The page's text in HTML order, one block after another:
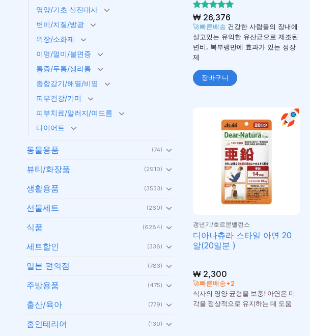
영양/기초 신진대사
변비/치질/방광
위장/소화제
이명/멀미/불면증
통증/두통/생리통
종합감기/해열/비염
피부건강/기미
피부치료/알러지/여드름
다이어트
동물용품 (74)
뷰티/화장품 (2910)
생활용품 (3533)
선물세트 (260)
식품 (6284)
세트할인 (336)
일본 편의점 (783)
주방용품 (475)
출산/육아 (779)
홈인테리어 (130)
5 중에서
5로 평가
됨
₩ 26,376
🚀빠른배송 건강한 사람들의 장내에
살고있는 유익한 유산균으로 제조된
변비, 복부팽만에 효과가 있는 정장
제
장바구니
갱년기/호르몬밸런스
디아나츄라 스타일 아연 20
알(20일분 )
₩ 2,300
🚀빠른배송+2
식사의 영양 균형을 보충! 아연은 미
각을 정상적으로 유지하는 데 도움